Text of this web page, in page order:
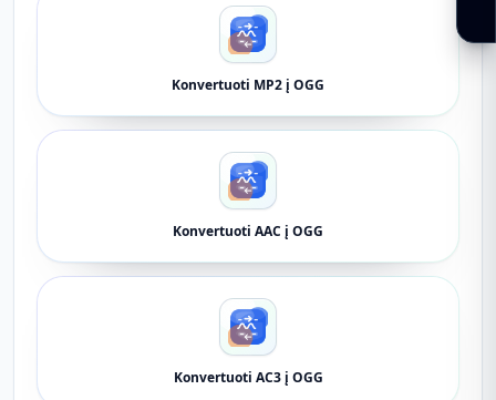
Konvertuoti MP2 į OGG
Konvertuoti AAC į OGG
Konvertuoti AC3 į OGG